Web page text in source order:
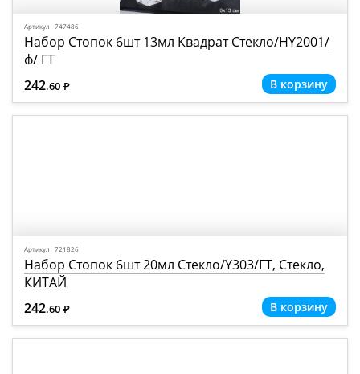
Артикул 747486
Набор Стопок 6шт 13мл Квадрат Стекло/HY2001/
ф/ ГТ
242.60 Р
=
Артикул 721826
Набор Стопок 6шт 20мл Стекло/Y303/ГТ, Стекло,
КИТАЙ
242.60 Р
=